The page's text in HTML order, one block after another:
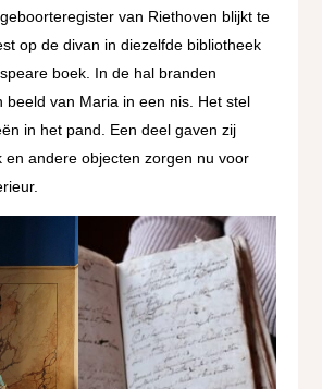
van Riethoven blijkt te
op de divan in diezelfde bibliotheek
boek. In de hal branden
beeld van Maria in een nis. Het stel
in het pand. Een deel gaven zij
en andere objecten zorgen nu voor